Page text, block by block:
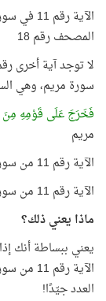
المصحف رقم 18
سورة مريم، وهي السورة التي
فَخَرَجَ عَلَى قَوْمِهِ مِنَ
مريم
الآية رقم 11 من سورة البقرة ترتيبها رقم 18 من بداية المصحف.
الآية رقم 11 من سورة مريم ترتيبها رقم 2261 من بداية المصحف.
ماذا يعني ذلك؟
العدد جيّدًا!